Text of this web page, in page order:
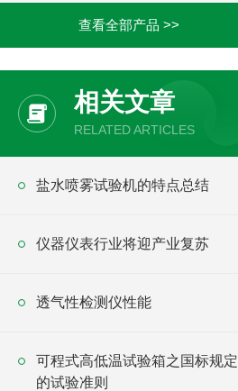
查看全部产品 >>
相关文章
RELATED ARTICLES
盐水喷雾试验机的特点总结
仪器仪表行业将迎产业复苏
透气性检测仪性能
可程式高低温试验箱之国标规定
的试验准则